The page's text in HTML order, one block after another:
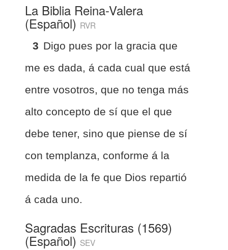
La Biblia Reina-Valera
(Español) RVR
3 Digo pues por la gracia que
me es dada, á cada cual que está
entre vosotros, que no tenga más
alto concepto de sí que el que
debe tener, sino que piense de sí
con templanza, conforme á la
medida de la fe que Dios repartió
á cada uno.
Sagradas Escrituras (1569)
(Español) SEV